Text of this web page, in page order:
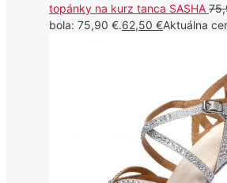
topánky na kurz tanca SASHA
bola: 75,90 €.62,50 €Aktuálna